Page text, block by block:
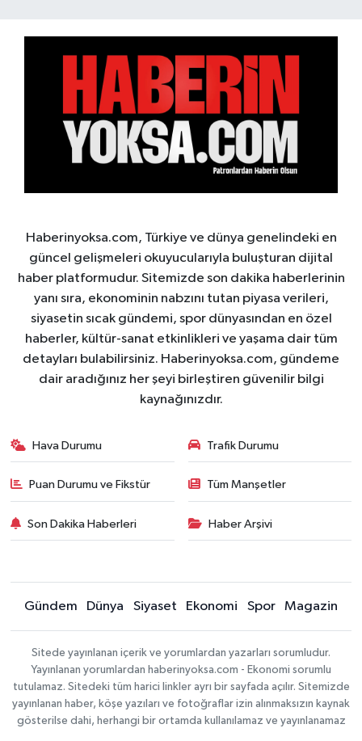
Haberinyoksa.com, Türkiye ve dünya genelindeki en
güncel gelişmeleri okuyucularıyla buluşturan dijital
haber platformudur. Sitemizde son dakika haberlerinin
yanı sıra, ekonominin nabzını tutan piyasa verileri,
siyasetin sıcak gündemi, spor dünyasından en özel
haberler, kültür-sanat etkinlikleri ve yaşama dair tüm
detayları bulabilirsiniz. Haberinyoksa.com, gündeme
dair aradığınız her şeyi birleştiren güvenilir bilgi
kaynağınızdır.
Hava Durumu Trafik Durumu
Puan Durumu ve Fikstür Tüm Manşetler
Son Dakika Haberleri Haber Arşivi
Gündem Dünya Siyaset Ekonomi Spor Magazin
Sitede yayınlanan içerik ve yorumlardan yazarları sorumludur.
Yayınlanan yorumlardan haberinyoksa.com - Ekonomi sorumlu
tutulamaz. Sitedeki tüm harici linkler ayrı bir sayfada açılır. Sitemizde
yayınlanan haber, köşe yazıları ve fotoğraflar izin alınmaksızın kaynak
gösterilse dahi, herhangi bir ortamda kullanılamaz ve yayınlanamaz